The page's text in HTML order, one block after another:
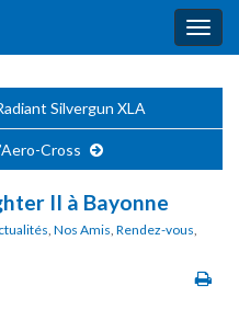
Silvergun XLA
Cross
II à Bayonne
, Nos Amis, Rendez-vous,